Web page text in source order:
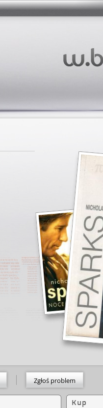
Zgłoś problem
Kup